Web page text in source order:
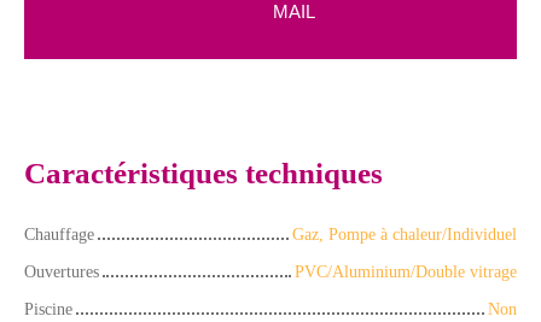
MAIL
Caractéristiques techniques
Chauffage
Gaz, Pompe à chaleur/Individuel
Ouvertures
PVC/Aluminium/Double vitrage
Piscine
Non